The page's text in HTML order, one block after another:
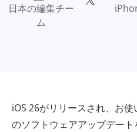
日本の編集チー
ム
iOS 26がリリースされ、お
のソフトウェアアップデー